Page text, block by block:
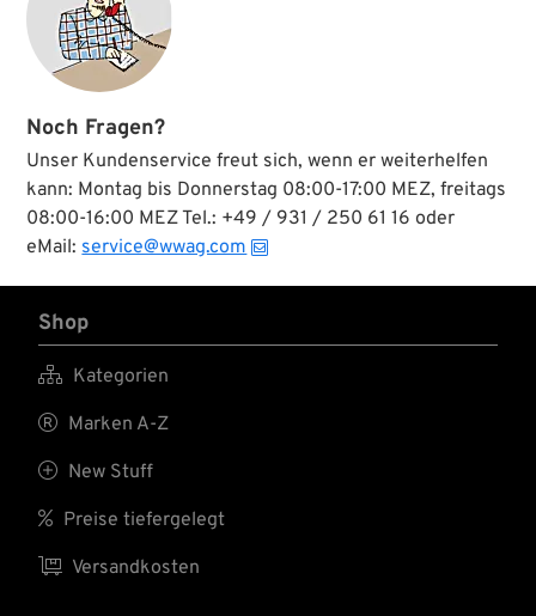
Noch Fragen?
Unser Kundenservice freut sich, wenn er weiterhelfen
kann: Montag bis Donnerstag 08:00-17:00 MEZ, freitags
08:00-16:00 MEZ Tel.: +49 / 931 / 250 61 16 oder
eMail:service@wwag.com
Shop
 Kategorien
 Marken A-Z
 New Stuff
 Preise tiefergelegt
 Versandkosten